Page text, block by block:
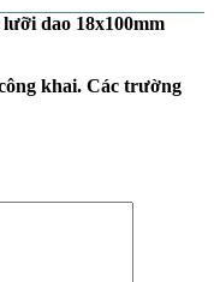
dao 18x100mm
khai. Các trường